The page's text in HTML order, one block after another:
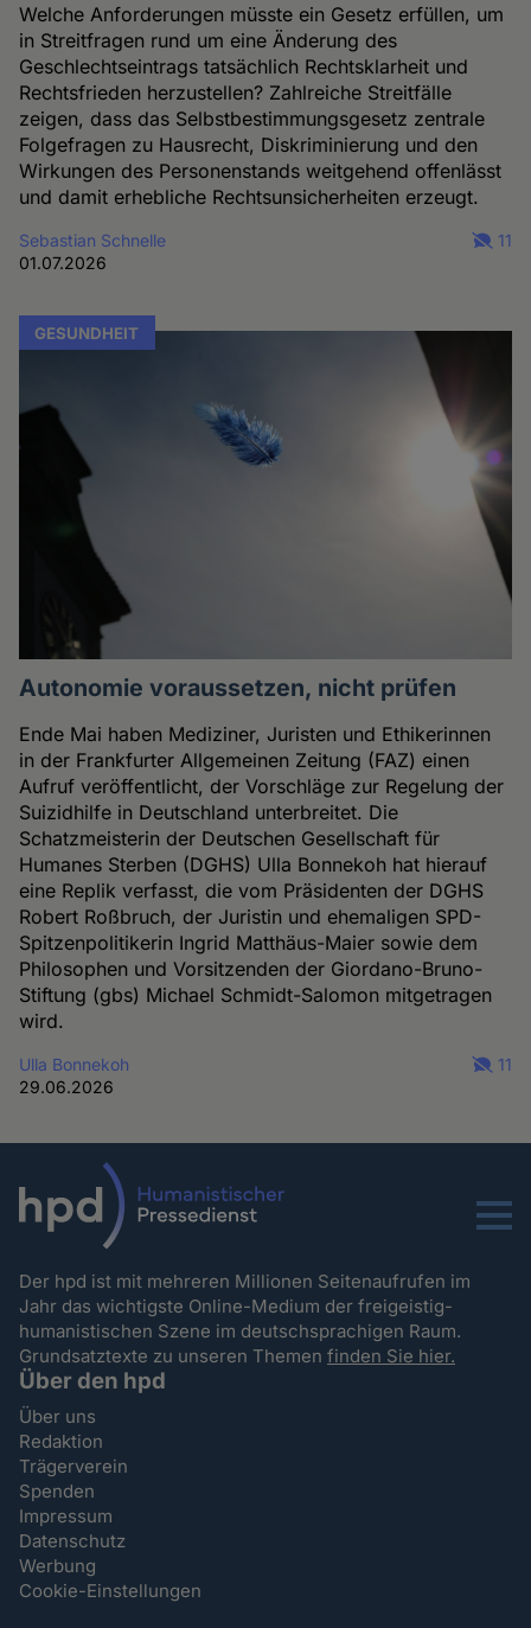
Welche Anforderungen müsste ein Gesetz erfüllen, um
in Streitfragen rund um eine Änderung des
Geschlechtseintrags tatsächlich Rechtsklarheit und
Rechtsfrieden herzustellen? Zahlreiche Streitfälle
zeigen, dass das Selbstbestimmungsgesetz zentrale
Folgefragen zu Hausrecht, Diskriminierung und den
Wirkungen des Personenstands weitgehend offenlässt
und damit erhebliche Rechtsunsicherheiten erzeugt.
Sebastian Schnelle
01.07.2026
11
GESUNDHEIT
Autonomie voraussetzen, nicht prüfen
Ende Mai haben Mediziner, Juristen und Ethikerinnen
in der Frankfurter Allgemeinen Zeitung (FAZ) einen
Aufruf veröffentlicht, der Vorschläge zur Regelung der
Suizidhilfe in Deutschland unterbreitet. Die
Schatzmeisterin der Deutschen Gesellschaft für
Humanes Sterben (DGHS) Ulla Bonnekoh hat hierauf
eine Replik verfasst, die vom Präsidenten der DGHS
Robert Roßbruch, der Juristin und ehemaligen SPD-
Spitzenpolitikerin Ingrid Matthäus-Maier sowie dem
Philosophen und Vorsitzenden der Giordano-Bruno-
Stiftung (gbs) Michael Schmidt-Salomon mitgetragen
wird.
Ulla Bonnekoh
29.06.2026
11
Menu
Der hpd ist mit mehreren Millionen Seitenaufrufen im
Jahr das wichtigste Online-Medium der freigeistig-
humanistischen Szene im deutschsprachigen Raum.
Grundsatztexte zu unseren Themenfinden Sie hier.
Über den hpd
Über uns
Redaktion
Trägerverein
Spenden
Impressum
Datenschutz
Werbung
Cookie-Einstellungen